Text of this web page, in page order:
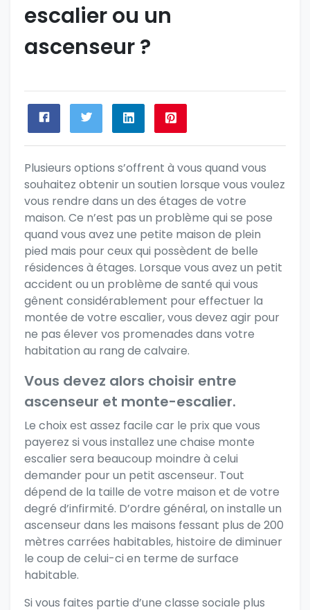
escalier ou un
ascenseur ?
Plusieurs options s’offrent à vous quand vous
souhaitez obtenir un soutien lorsque vous voulez
vous rendre dans un des étages de votre
maison. Ce n’est pas un problème qui se pose
quand vous avez une petite maison de plein
pied mais pour ceux qui possèdent de belle
résidences à étages. Lorsque vous avez un petit
accident ou un problème de santé qui vous
gênent considérablement pour effectuer la
montée de votre escalier, vous devez agir pour
ne pas élever vos promenades dans votre
habitation au rang de calvaire.
Vous devez alors choisir entre
ascenseur et monte-escalier.
Le choix est assez facile car le prix que vous
payerez si vous installez une chaise monte
escaliersera beaucoup moindre à celui
demander pour un petit ascenseur. Tout
dépend de la taille de votre maison et de votre
degré d’infirmité. D’ordre général, on installe un
ascenseur dans les maisons fessant plus de 200
mètres carrées habitables, histoire de diminuer
le coup de celui-ci en terme de surface
habitable.
Si vous faites partie d’une classe sociale plus